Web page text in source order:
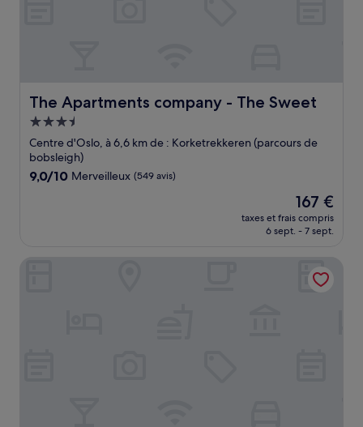
The Apartments company - The Sweet
The Apartments company - The Sweet
Hébergement
3.5 étoiles
Centre d'Oslo, à 6,6 km de : Korketrekkeren (parcours de
bobsleigh)
9.0
9,0/10 Merveilleux (549 avis)
Le
nouveau
prix
de
167 €
167 €
taxes et frais compris
6 sept. - 7 sept.